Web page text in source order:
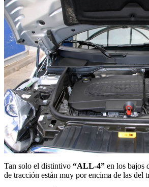
Tan solo el distintivo “ALL-4” en los bajos
de tracción están muy por encima de las del